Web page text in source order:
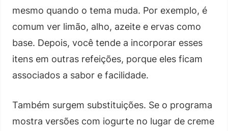
mesmo quando o tema muda. Por exemplo, é
comum ver limão, alho, azeite e ervas como
base. Depois, você tende a incorporar esses
itens em outras refeições, porque eles ficam
associados a sabor e facilidade.
Também surgem substituições. Se o programa
mostra versões com iogurte no lugar de creme